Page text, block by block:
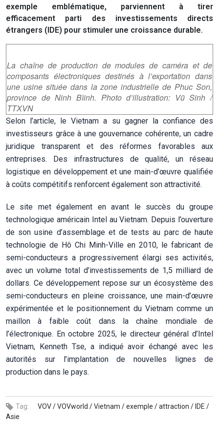
exemple emblématique, parviennent à tirer
efficacement parti des investissements directs
étrangers (IDE) pour stimuler une croissance durable.
composants électroniques destinés à l’exportation dans
une usine située dans la zone industrielle de Phuc Son,
province de Ninh Bìinh. Photo d’illustration: Vũ Sinh /
TTXVN
Selon l’article, le Vietnam a su gagner la confiance des
investisseurs grâce à une gouvernance cohérente, un cadre
juridique transparent et des réformes favorables aux
entreprises. Des infrastructures de qualité, un réseau
logistique en développement et une main-d’œuvre qualifiée
à coûts compétitifs renforcent également son attractivité.
Le site met également en avant le succès du groupe
technologique américain Intel au Vietnam. Depuis l’ouverture
de son usine d’assemblage et de tests au parc de haute
technologie de Hô Chi Minh-Ville en 2010, le fabricant de
avec un volume total d’investissements de 1,5 milliard de
dollars. Ce développement repose sur un écosystème des